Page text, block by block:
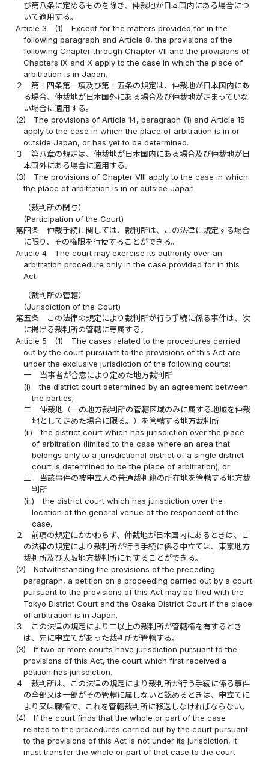
び第八条に定めるものを除き、仲裁地が日本国内にある場合につ
いて適用する。
Article 3
(1)
Except for the matters provided for in the
following paragraph and Article 8, the provisions of the
following Chapter through Chapter VII and the provisions of
Chapters IX and X apply to the case in which the place of
arbitration is in Japan.
２
第十四条第一項及び第十五条の規定は、仲裁地が日本国内にあ
る場合、仲裁地が日本国外にある場合及び仲裁地が定まっていな
い場合に適用する。
(2)
The provisions of Article 14, paragraph (1) and Article 15
apply to the case in which the place of arbitration is in or
outside Japan, or has yet to be determined.
３
第八章の規定は、仲裁地が日本国内にある場合及び仲裁地が日
本国外にある場合に適用する。
(3)
The provisions of Chapter VIII apply to the case in which
the place of arbitration is in or outside Japan.
（裁判所の関与）
(Participation of the Court)
第四条
仲裁手続に関しては、裁判所は、この法律に規定する場合
に限り、その権限を行使することができる。
Article 4
The court may exercise its authority over an
arbitration procedure only in the case provided for in this
Act.
（裁判所の管轄）
(Jurisdiction of the Court)
第五条
この法律の規定により裁判所が行う手続に係る事件は、次
に掲げる裁判所の管轄に専属する。
Article 5
(1)
The cases related to the procedures carried
out by the court pursuant to the provisions of this Act are
under the exclusive jurisdiction of the following courts:
一
当事者が合意により定めた地方裁判所
(i)
the district court determined by an agreement between
the parties;
二
仲裁地（一の地方裁判所の管轄区域のみに属する地域を仲裁
地として定めた場合に限る。）を管轄する地方裁判所
(ii)
the district court which has jurisdiction over the place
of arbitration (limited to the case where an area that
belongs only to a jurisdictional district of a single district
court is determined to be the place of arbitration); or
三
当該事件の被申立人の普通裁判籍の所在地を管轄する地方裁
判所
(iii)
the district court which has jurisdiction over the
location of the general venue of the respondent of the
case.
２
前項の規定にかかわらず、仲裁地が日本国内にあるときは、こ
の法律の規定により裁判所が行う手続に係る申立ては、東京地方
裁判所及び大阪地方裁判所にもすることができる。
(2)
Notwithstanding the provisions of the preceding
paragraph, a petition on a proceeding carried out by a court
pursuant to the provisions of this Act may be filed with the
Tokyo District Court and the Osaka District Court if the place
of arbitration is in Japan.
３
この法律の規定により二以上の裁判所が管轄権を有するとき
は、先に申立てがあった裁判所が管轄する。
(3)
If two or more courts have jurisdiction pursuant to the
provisions of this Act, the court which first received a
petition has jurisdiction.
４
裁判所は、この法律の規定により裁判所が行う手続に係る事件
の全部又は一部がその管轄に属しないと認めるときは、申立てに
より又は職権で、これを管轄裁判所に移送しなければならない。
(4)
If the court finds that the whole or part of the case
related to the procedures carried out by the court pursuant
to the provisions of this Act is not under its jurisdiction, it
must transfer the whole or part of that case to the court